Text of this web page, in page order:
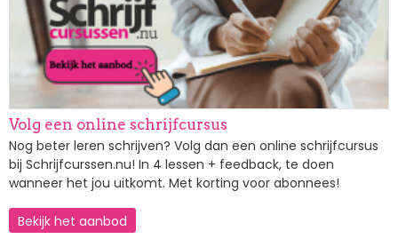
Volg een online schrijfcursus
Nog beter leren schrijven? Volg dan een online schrijfcursus
bij Schrijfcurssen.nu! In 4 lessen + feedback, te doen
wanneer het jou uitkomt. Met korting voor abonnees!
Bekijk het aanbod